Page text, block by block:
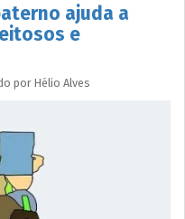
ajuda a
e
porHélio Alves